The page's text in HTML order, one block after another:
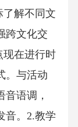
了解不同文
跨文化交
现在进行时
。与活动
语调，
音。2.教学